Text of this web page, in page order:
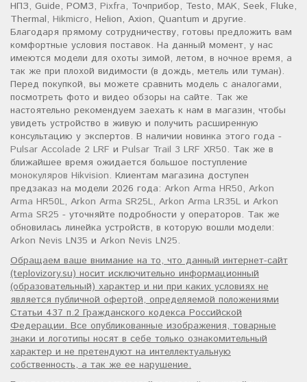
НПЗ, Guide, РОМЗ, Pixfra, Точприбор, Testo, MAK, Seek, Fluke,
Thermal, Hikmicro, Helion, Axion, Quantum и другие.
Благодаря прямому сотрудничеству, готовы предложить вам
комфортные условия поставок. На данный момент, у нас
имеются модели для охоты зимой, летом, в ночное время, а
так же при плохой видимости (в дождь, метель или туман).
Перед покупкой, вы можете сравнить модель с аналогами,
посмотреть фото и видео обзоры на сайте. Так же
настоятельно рекомендуем заехать к нам в магазин, чтобы
увидеть устройство в живую и получить расширенную
консультацию у экспертов. В наличии новинка этого года -
Pulsar Accolade 2 LRF и Pulsar Trail 3 LRF XR50. Так же в
ближайшее время ожидается большое поступление
монокуляров Hikvision. Клиентам магазина доступен
предзаказ на модели 2026 года: Arkon Arma HR50, Arkon
Arma HR50L, Arkon Arma SR25L, Arkon Arma LR35L и Arkon
Arma SR25 - уточняйте подробности у операторов. Так же
обновилась линейка устройств, в которую вошли модели:
Arkon Nevis LN35 и Arkon Nevis LN25.
Обращаем ваше внимание на то, что данный интернет-сайт
(teplovizory.su) носит исключительно информационный
(образовательный) характер и ни при каких условиях не
является публичной офертой, определяемой положениями
Статьи 437 п.2 Гражданского кодекса Российской
Федерации. Все опубликованные изображения, товарные
знаки и логотипы носят в себе только ознакомительный
характер и не претендуют на интеллектуальную
собственность, а так же ее нарушение.